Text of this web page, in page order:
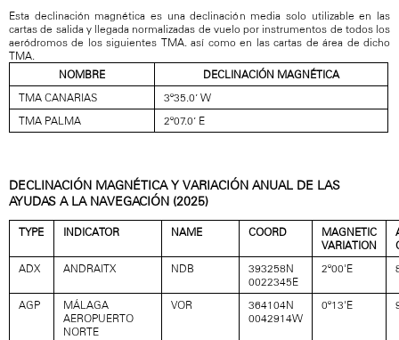
Esta declinación magnética es una declinación media solo utilizable en las
cartas de salida y llegada normalizadas de vuelo por instrumentos de todos los
aeródromos de los siguientes TMA. así como en las cartas de área de dicho
TMA.
NOMBRE
DECLINACIÓN MAGNÉTICA
TMA CANARIAS
3º35.0’ W
TMA PALMA
2º07.0’ E
DECLINACIÓN MAGNÉTICA Y VARIACIÓN ANUAL DE LAS
AYUDAS A LA NAVEGACIÓN (2025)
TYPE INDICATOR NAME COORD
MAGNETIC
VARIATION
ADX
ANDRAITX NDB
393258N
0022345E
2º00'E
AGP
MÁLAGA
AEROPUERTO
NORTE
VOR
364104N
0042914W
0º13'E